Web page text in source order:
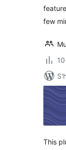
few
This